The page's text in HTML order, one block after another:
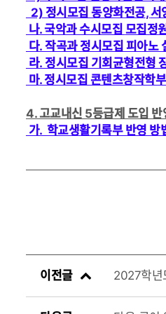
2) 정시모집 동양화전공,서
나. 국악과 수시모집 모집정
다. 작곡과 정시모집 피아노
라. 정시모집 기회균형전형
마. 정시모집 콘텐츠창작학
4. 고교내신 5등급제 도입
가. 학교생활기록부 반영 방
이전글 2027학년